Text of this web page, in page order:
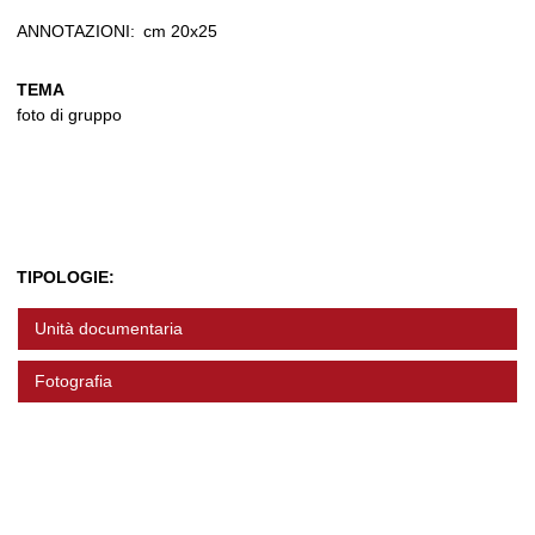
ANNOTAZIONI: cm 20x25
TEMA
foto di gruppo
TIPOLOGIE:
Unità documentaria
Fotografia